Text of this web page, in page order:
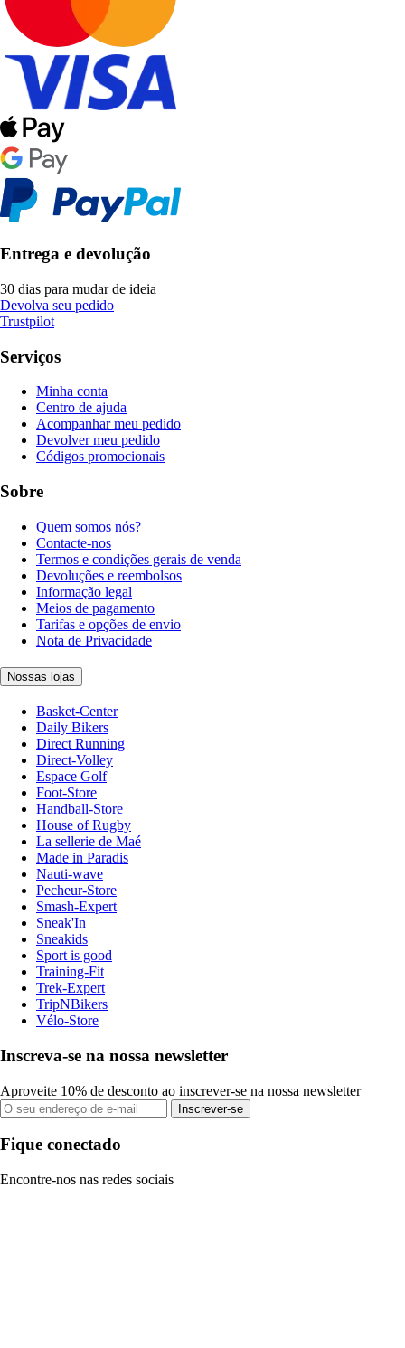
Entrega e devolução
30 dias para mudar de ideia
Devolva seu pedido
Trustpilot
Serviços
Minha conta
Centro de ajuda
Acompanhar meu pedido
Devolver meu pedido
Códigos promocionais
Sobre
Quem somos nós?
Contacte-nos
Termos e condições gerais de venda
Devoluções e reembolsos
Informação legal
Meios de pagamento
Tarifas e opções de envio
Nota de Privacidade
Nossas lojas
Basket-Center
Daily Bikers
Direct Running
Direct-Volley
Espace Golf
Foot-Store
Handball-Store
House of Rugby
La sellerie de Maé
Made in Paradis
Nauti-wave
Pecheur-Store
Smash-Expert
Sneak'In
Sneakids
Sport is good
Training-Fit
Trek-Expert
TripNBikers
Vélo-Store
Inscreva-se na nossa newsletter
Aproveite 10% de desconto ao inscrever-se na nossa newsletter
Inscrever-se
Fique conectado
Encontre-nos nas redes sociais